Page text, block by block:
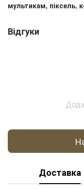
мультикам, піксель,
Відгуки
Доставка